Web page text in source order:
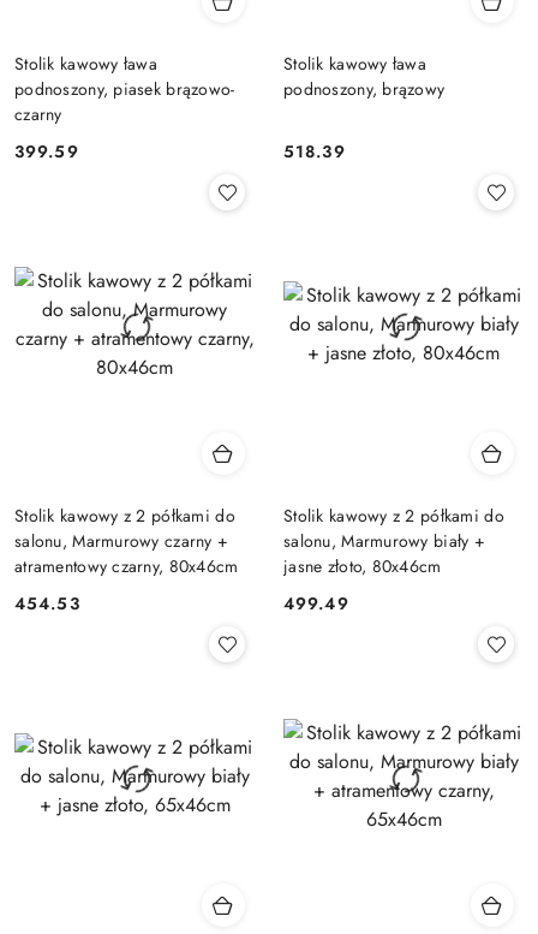
Stolik kawowy ława
podnoszony, piasek brązowo-
czarny
Cena:
399.59
Stolik kawowy ława
podnoszony, brązowy
Cena:
518.39
Stolik kawowy z 2 półkami do
salonu, Marmurowy czarny +
atramentowy czarny, 80x46cm
Cena:
454.53
Stolik kawowy z 2 półkami do
salonu, Marmurowy biały +
jasne złoto, 80x46cm
Cena:
499.49